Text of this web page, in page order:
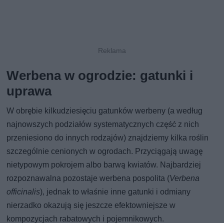
Werbena w ogrodzie: gatunki i
uprawa
W obrębie kilkudziesięciu gatunków werbeny (a według
najnowszych podziałów systematycznych część z nich
przeniesiono do innych rodzajów) znajdziemy kilka roślin
szczególnie cenionych w ogrodach. Przyciągają uwagę
nietypowym pokrojem albo barwą kwiatów. Najbardziej
rozpoznawalna pozostaje werbena pospolita (Verbena
officinalis), jednak to właśnie inne gatunki i odmiany
nierzadko okazują się jeszcze efektowniejsze w
kompozycjach rabatowych i pojemnikowych.